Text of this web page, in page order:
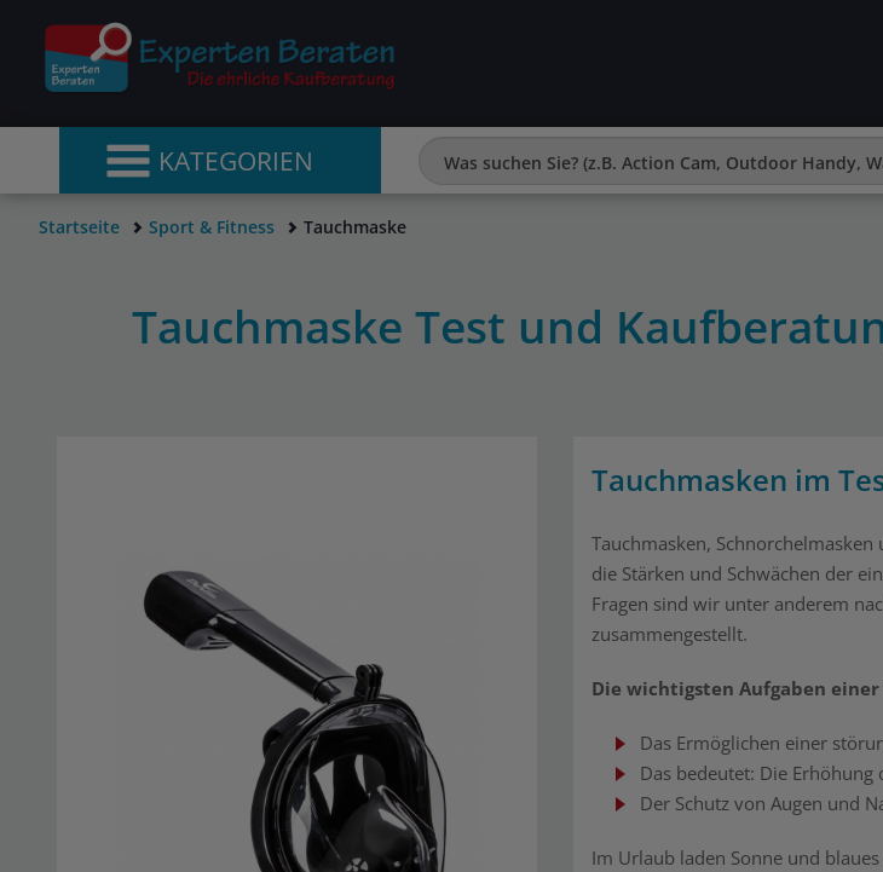
KATEGORIEN
Startseite Sport & Fitness Tauchmaske
Tauchmaske Test und
Tauchmasken im
Tauchmasken,
die Stärken und Schwächen der
Fragen sind wir unter anderem
zusammengestellt.
Die wichtigsten Aufgaben
Das Ermöglichen einer
Das bedeutet: Die
Der Schutz von Augen und
Im Urlaub laden Sonne und